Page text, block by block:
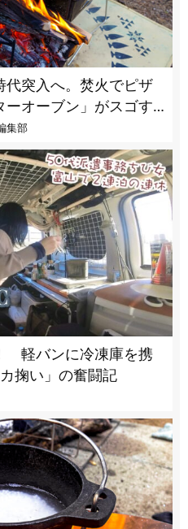
代突入へ。焚火でピザ
ーオーブン」がスゴす
集部
軽バンに冷凍庫を携
掬い」の奮闘記